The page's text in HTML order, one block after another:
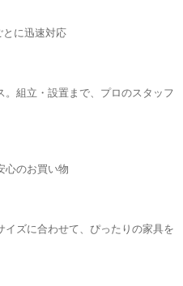
に迅速対応
。組立・設置まで、プロのスタッフ
心のお買い物
イズに合わせて、ぴったりの家具を